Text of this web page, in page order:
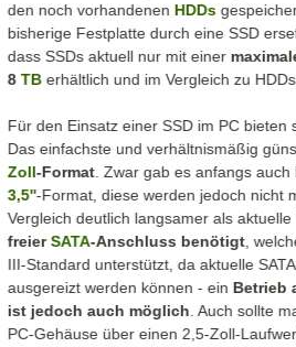
den noch vorhandenenHDDs
bisherige Festplatte durch eine SSD
dass SSDs aktuell nur mit einer
8TB erhältlich und im Vergleich zu
Für den Einsatz einer SSD im PC bieten
Das einfachste und verhältnismäßig
Zoll-Format . Zwar gab es anfangs
3,5''-Format, diese werden jedoch nicht
Vergleich deutlich langsamer als
freierSATA-Anschluss benötigt ,
III-Standard unterstützt, da aktuelle
ausgereizt werden können - einBetrieb
ist jedoch auch möglich . Auch sollte
PC-Gehäuse über einen 2,5-Zoll-